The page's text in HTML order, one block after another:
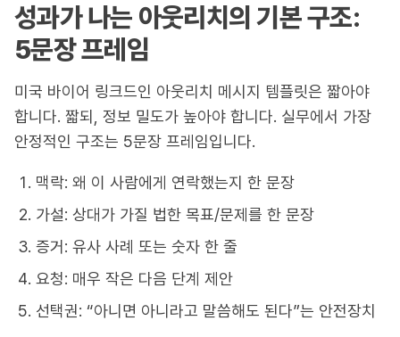
성과가 나는 아웃리치의 기본 구조:
5문장 프레임
미국 바이어 링크드인 아웃리치 메시지 템플릿은 짧아야
합니다. 짧되, 정보 밀도가 높아야 합니다. 실무에서 가장
안정적인 구조는 5문장 프레임입니다.
맥락: 왜 이 사람에게 연락했는지 한 문장
가설: 상대가 가질 법한 목표/문제를 한 문장
증거: 유사 사례 또는 숫자 한 줄
요청: 매우 작은 다음 단계 제안
선택권: “아니면 아니라고 말씀해도 된다”는 안전장치